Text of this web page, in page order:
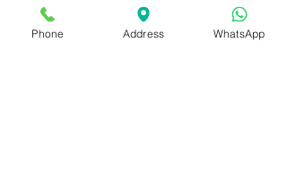
จำนวน
Phone Address WhatsApp